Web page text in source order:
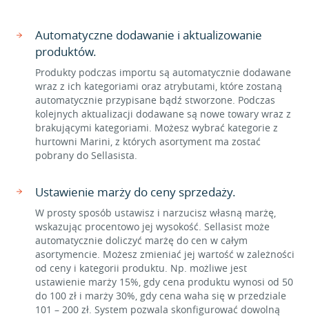
Automatyczne dodawanie i aktualizowanie
produktów.
Produkty podczas importu są automatycznie dodawane
wraz z ich kategoriami oraz atrybutami, które zostaną
automatycznie przypisane bądź stworzone. Podczas
kolejnych aktualizacji dodawane są nowe towary wraz z
brakującymi kategoriami. Możesz wybrać kategorie z
hurtowni Marini, z których asortyment ma zostać
pobrany do Sellasista.
Ustawienie marży do ceny sprzedaży.
W prosty sposób ustawisz i narzucisz własną marżę,
wskazując procentowo jej wysokość. Sellasist może
automatycznie doliczyć marżę do cen w całym
asortymencie. Możesz zmieniać jej wartość w zależności
od ceny i kategorii produktu. Np. możliwe jest
ustawienie marży 15%, gdy cena produktu wynosi od 50
do 100 zł i marży 30%, gdy cena waha się w przedziale
101 – 200 zł. System pozwala skonfigurować dowolną